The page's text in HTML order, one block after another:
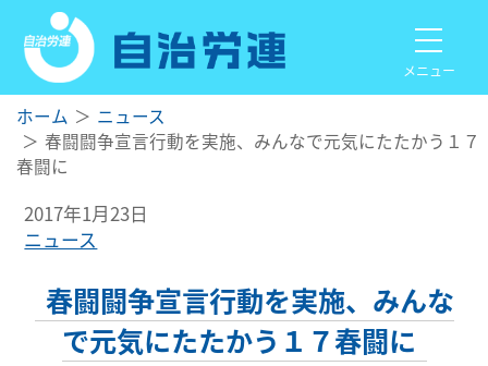
メニュー
ホーム
ニュース
春闘闘争宣言行動を実施、みんなで元気にたたかう１７
春闘に
2017年1月23日
ニュース
春闘闘争宣言行動を実施、みんな
で元気にたたかう１７春闘に